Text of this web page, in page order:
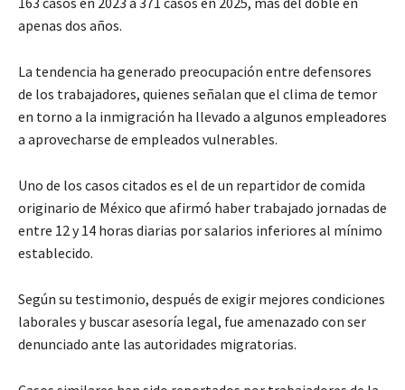
apenas dos años.
La tendencia ha generado preocupación entre defensores
de los trabajadores, quienes señalan que el clima de temor
en torno a la inmigración ha llevado a algunos empleadores
a aprovecharse de empleados vulnerables.
Uno de los casos citados es el de un repartidor de comida
originario de México que afirmó haber trabajado jornadas de
entre 12 y 14 horas diarias por salarios inferiores al mínimo
establecido.
Según su testimonio, después de exigir mejores condiciones
laborales y buscar asesoría legal, fue amenazado con ser
denunciado ante las autoridades migratorias.